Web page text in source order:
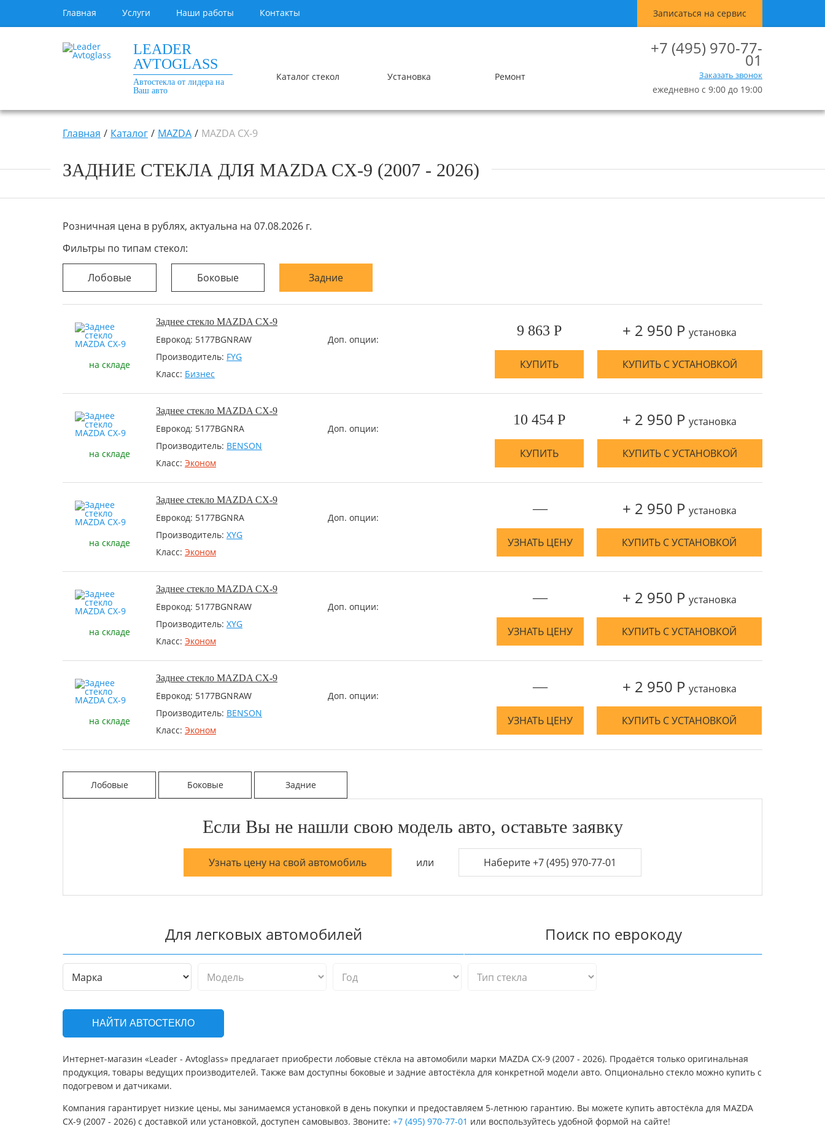
Главная Услуги Наши работы Контакты Записаться на сервис
LEADER
AVTOGLASS
Автостекла от лидера на
Ваш авто
Каталог стекол Установка Ремонт
+7 (495) 970-77-
01
Заказать звонок
ежедневно с 9:00 до 19:00
Главная Каталог MAZDA MAZDA CX-9
ЗАДНИЕ СТЕКЛА ДЛЯ MAZDA CX-9 (2007 - 2026)
Розничная цена в рублях, актуальна на 07.08.2026 г.
Фильтры по типам стекол:
Лобовые Боковые Задние
на складе
Заднее стекло MAZDA CX-9
Еврокод: 5177BGNRAW
Производитель: FYG
Класс: Бизнес
Доп. опции:
9 863 Р
КУПИТЬ
+ 2 950 Р установка
КУПИТЬ С УСТАНОВКОЙ
на складе
Заднее стекло MAZDA CX-9
Еврокод: 5177BGNRA
Производитель: BENSON
Класс: Эконом
Доп. опции:
10 454 Р
КУПИТЬ
+ 2 950 Р установка
КУПИТЬ С УСТАНОВКОЙ
на складе
Заднее стекло MAZDA CX-9
Еврокод: 5177BGNRA
Производитель: XYG
Класс: Эконом
Доп. опции:
—
УЗНАТЬ ЦЕНУ
+ 2 950 Р установка
КУПИТЬ С УСТАНОВКОЙ
на складе
Заднее стекло MAZDA CX-9
Еврокод: 5177BGNRAW
Производитель: XYG
Класс: Эконом
Доп. опции:
—
УЗНАТЬ ЦЕНУ
+ 2 950 Р установка
КУПИТЬ С УСТАНОВКОЙ
на складе
Заднее стекло MAZDA CX-9
Еврокод: 5177BGNRAW
Производитель: BENSON
Класс: Эконом
Доп. опции:
—
УЗНАТЬ ЦЕНУ
+ 2 950 Р установка
КУПИТЬ С УСТАНОВКОЙ
Лобовые Боковые Задние
Если Вы не нашли свою модель авто, оставьте заявку
Узнать цену на свой автомобиль или Наберите +7 (495) 970-77-01
Для легковых автомобилей Поиск по еврокоду
НАЙТИ АВТОСТЕКЛО
Интернет-магазин «Leader - Avtoglass» предлагает приобрести лобовые стёкла на автомобили марки MAZDA CX-9 (2007 - 2026). Продаётся только оригинальная
продукция, товары ведущих производителей. Также вам доступны боковые и задние автостёкла для конкретной модели авто. Опционально стекло можно купить с
подогревом и датчиками.
Компания гарантирует низкие цены, мы занимаемся установкой в день покупки и предоставляем 5-летнюю гарантию. Вы можете купить автостёкла для MAZDA
CX-9 (2007 - 2026) с доставкой или установкой, доступен самовывоз. Звоните: +7 (495) 970-77-01 или воспользуйтесь удобной формой на сайте!